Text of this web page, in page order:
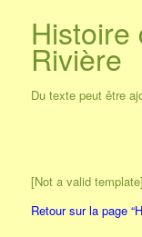
Histoire
Rivière
Du texte peut être
[Not a valid template]
Retour sur la page